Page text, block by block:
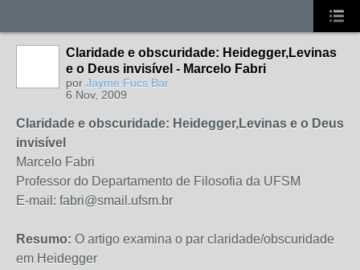
Claridade e obscuridade: Heidegger,Levinas
e o Deus invisível - Marcelo Fabri
por Jayme Fucs Bar
6 Nov, 2009
Claridade e obscuridade: Heidegger,Levinas e o Deus
invisível
Marcelo Fabri
Professor do Departamento de Filosofia da UFSM
E-mail: fabri@smail.ufsm.br
Resumo: O artigo examina o par claridade/obscuridade
em Heidegger